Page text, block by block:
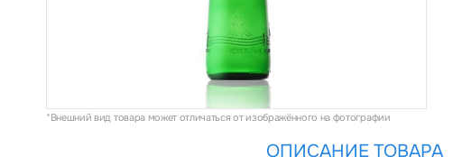
*Внешний вид товара может отличаться от изображённого на фотографии
ОПИСАНИЕ ТОВАРА